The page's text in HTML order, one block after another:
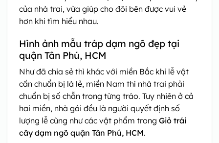
của nhà trai, vừa giúp cho đôi bên được vui vẻ
hơn khi tìm hiểu nhau.
Hình ảnh mẫu tráp dạm ngõ đẹp tại
quận Tân Phú, HCM
Như đã chia sẻ thì khác với miền Bắc khi lễ vật
cần chuẩn bị là lẻ, miền Nam thì nhà trai phải
chuẩn bị số chẵn trong từng tráo. Tuy nhiên ở cả
hai miền, nhà gái đều là người quyết định số
lượng lễ cũng như các vật phẩm trong Giỏ trái
cây dạm ngõ quận Tân Phú, HCM.